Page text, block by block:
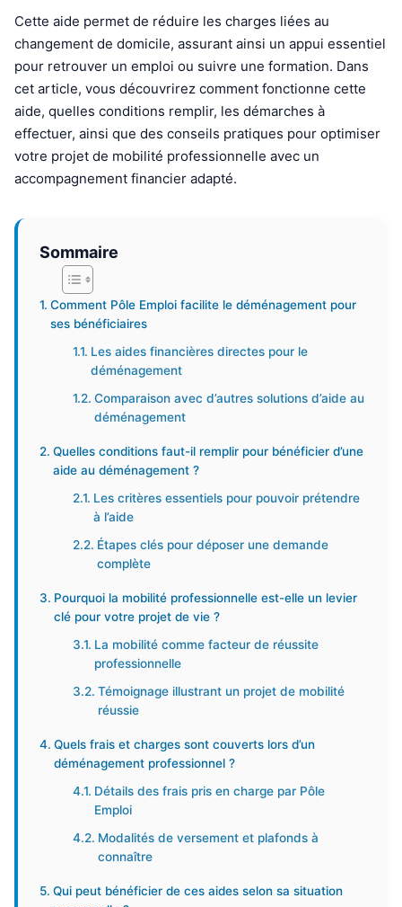
Cette aide permet de réduire les charges liées au
changement de domicile, assurant ainsi un appui essentiel
pour retrouver un emploi ou suivre une formation. Dans
cet article, vous découvrirez comment fonctionne cette
aide, quelles conditions remplir, les démarches à
effectuer, ainsi que des conseils pratiques pour optimiser
votre projet de mobilité professionnelle avec un
accompagnement financier adapté.
Sommaire
Comment Pôle Emploi facilite le déménagement pour
ses bénéficiaires
Les aides financières directes pour le
déménagement
Comparaison avec d’autres solutions d’aide au
déménagement
Quelles conditions faut-il remplir pour bénéficier d’une
aide au déménagement ?
Les critères essentiels pour pouvoir prétendre
à l’aide
Étapes clés pour déposer une demande
complète
Pourquoi la mobilité professionnelle est-elle un levier
clé pour votre projet de vie ?
La mobilité comme facteur de réussite
professionnelle
Témoignage illustrant un projet de mobilité
réussie
Quels frais et charges sont couverts lors d’un
déménagement professionnel ?
Détails des frais pris en charge par Pôle
Emploi
Modalités de versement et plafonds à
connaître
Qui peut bénéficier de ces aides selon sa situation